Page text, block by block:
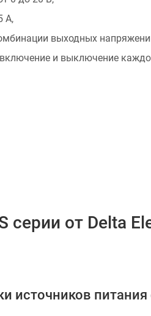
A,
выходных
и выключение
серии от Delta
источников питания